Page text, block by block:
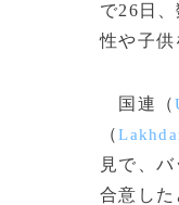
で26日
性や子供
国連（
（
見で、
合意した